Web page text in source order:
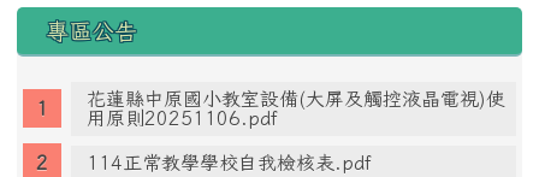
專區公告
花蓮縣中原國小教室設備(大屏及觸控液晶電視)使
用原則20251106.pdf
114正常教學學校自我檢核表.pdf